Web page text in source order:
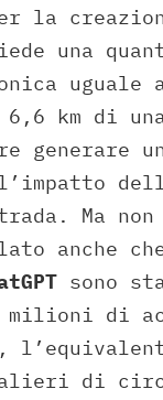
la
una
uguale
km di
generare
Ma non
anche
sono
milioni di
di